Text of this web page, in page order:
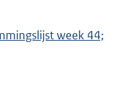
week 44;